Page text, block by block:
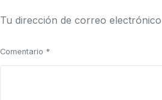
Tu dirección de correo
Comentario *